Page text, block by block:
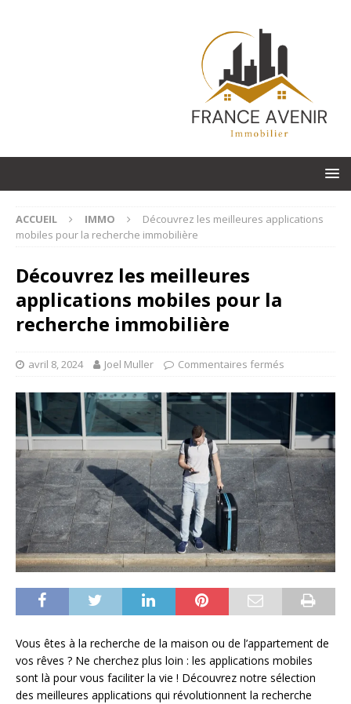
ACCUEIL IMMO
Découvrez les meilleures applications
mobiles pour la recherche immobilière
Découvrez les meilleures
applications mobiles pour la
recherche immobilière
avril 8, 2024 Joel Muller Commentaires fermés
Vous êtes à la recherche de la maison ou de l’appartement de
vos rêves ? Ne cherchez plus loin : les applications mobiles
sont là pour vous faciliter la vie ! Découvrez notre sélection
des meilleures applications qui révolutionnent la recherche